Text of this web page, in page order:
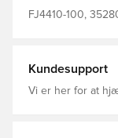
FJ4410-100,
Kundesupport
Vi er her for at